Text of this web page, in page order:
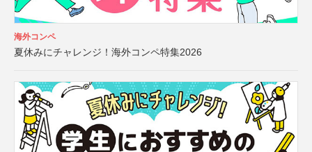
海外コンペ
夏休みにチャレンジ！海外コンペ特集2026